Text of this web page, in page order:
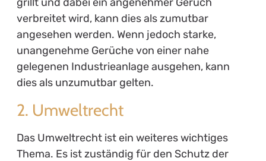
verbreitet wird, kann dies als zumutbar
angesehen werden. Wenn jedoch starke,
unangenehme Gerüche von einer nahe
gelegenen Industrieanlage ausgehen, kann
dies als unzumutbar gelten.
2. Umweltrecht
Das Umweltrecht ist ein weiteres wichtiges
Thema. Es ist zuständig für den Schutz der